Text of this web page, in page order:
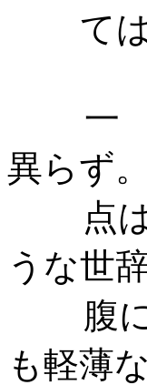
て
一
異らず
点
うな世
腹
も軽薄